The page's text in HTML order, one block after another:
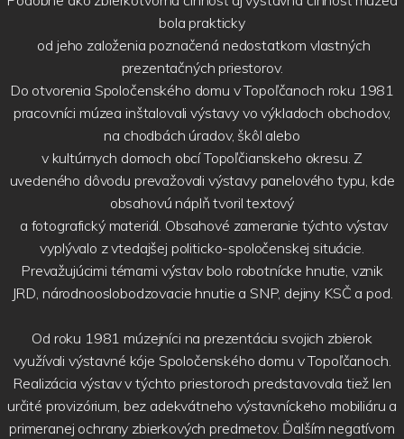
bola prakticky
od jeho založenia poznačená nedostatkom vlastných
prezentačných priestorov.
Do otvorenia Spoločenského domu v Topoľčanoch roku 1981
pracovníci múzea inštalovali výstavy vo výkladoch obchodov,
na chodbách úradov, škôl alebo
v kultúrnych domoch obcí Topoľčianskeho okresu. Z
uvedeného dôvodu prevažovali výstavy panelového typu, kde
obsahovú náplň tvoril textový
a fotografický materiál. Obsahové zameranie týchto výstav
vyplývalo z vtedajšej politicko-spoločenskej situácie.
Prevažujúcimi témami výstav bolo robotnícke hnutie, vznik
JRD, národnooslobodzovacie hnutie a SNP, dejiny KSČ a pod.
Od roku 1981 múzejníci na prezentáciu svojich zbierok
využívali výstavné kóje Spoločenského domu v Topoľčanoch.
Realizácia výstav v týchto priestoroch predstavovala tiež len
určité provizórium, bez adekvátneho výstavníckeho mobiliáru a
primeranej ochrany zbierkových predmetov. Ďalším negatívom